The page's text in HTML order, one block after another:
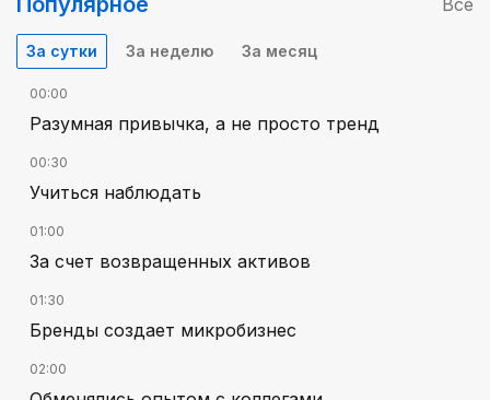
За сутки За неделю За месяц
00:00
Разумная привычка, а не просто тренд
00:30
Учиться наблюдать
01:00
За счет возвращенных активов
01:30
Бренды создает микробизнес
02:00